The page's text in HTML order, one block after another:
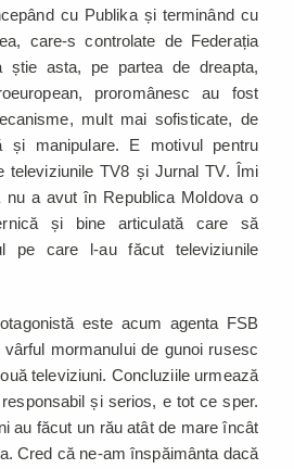
cu Publika și terminând cu
care-s controlate de Federația
știe asta, pe partea de dreapta,
proromânesc au fost
mult mai sofisticate, de
și manipulare. E motivul pentru
televiziunile TV8 și Jurnal TV. Îmi
nu a avut în Republica Moldova o
și bine articulată care să
pe care l-au făcut televiziunile
este acum agenta FSB
mormanului de gunoi rusesc
televiziuni. Concluziile urmează
și serios, e tot ce sper.
au făcut un rău atât de mare încât
Cred că ne-am înspăimânta dacă